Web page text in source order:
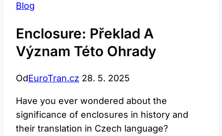
Blog
Enclosure: Překlad A
Význam Této Ohrady
OdEuroTran.cz 28. 5. 2025
Have you ever wondered about the
significance of enclosures in history and
their translation in Czech language?